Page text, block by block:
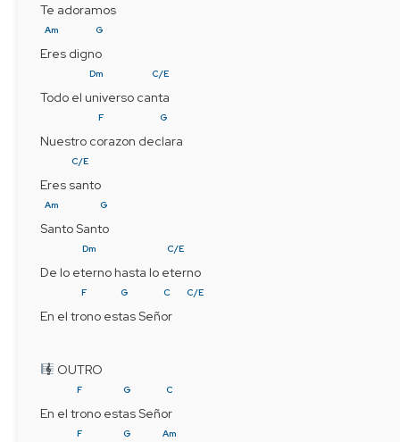
Te adoramos
Am G
Eres digno
Dm C/E
Todo el universo canta
F G
Nuestro corazon declara
C/E
Eres santo
Am G
Santo Santo
Dm C/E
De lo eterno hasta lo eterno
F G C C/E
En el trono estas Señor
OUTRO
F G C
En el trono estas Señor
F G Am